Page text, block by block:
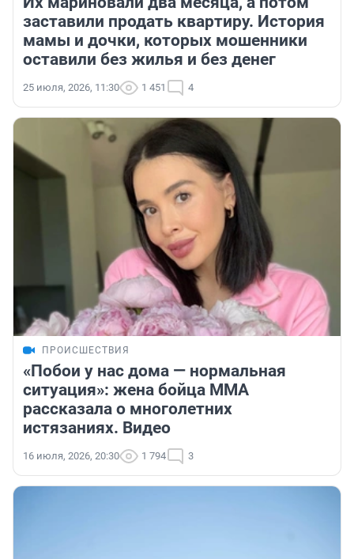
заставили продать квартиру. История
мамы и дочки, которых мошенники
оставили без жилья и без денег
25 июля, 2026, 11:30 1 451 4
ПРОИСШЕСТВИЯ
«Побои у нас дома — нормальная
ситуация»: жена бойца ММА
рассказала о многолетних
истязаниях. Видео
16 июля, 2026, 20:30 1 794 3